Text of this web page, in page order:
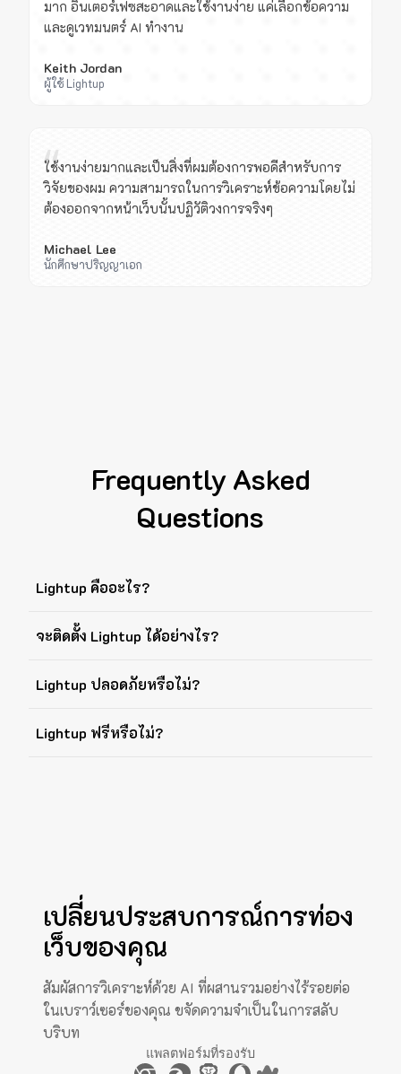
มาก อินเตอร์เฟซสะอาดและใช้งานง่าย แค่เลือกข้อความ
และดูเวทมนตร์ AI ทำงาน
Keith Jordan
ผู้ใช้ Lightup
“
ใช้งานง่ายมากและเป็นสิ่งที่ผมต้องการพอดีสำหรับการ
วิจัยของผม ความสามารถในการวิเคราะห์ข้อความโดยไม่
ต้องออกจากหน้าเว็บนั้นปฏิวัติวงการจริงๆ
Michael Lee
นักศึกษาปริญญาเอก
Frequently Asked
Questions
Lightup คืออะไร?
จะติดตั้ง Lightup ได้อย่างไร?
Lightup ปลอดภัยหรือไม่?
Lightup ฟรีหรือไม่?
เปลี่ยนประสบการณ์การท่อง
เว็บของคุณ
สัมผัสการวิเคราะห์ด้วย AI ที่ผสานรวมอย่างไร้รอยต่อ
ในเบราว์เซอร์ของคุณ ขจัดความจำเป็นในการสลับ
บริบท
แพลตฟอร์มที่รองรับ